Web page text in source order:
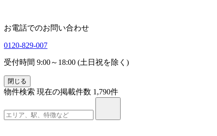
お電話でのお問い合わせ
0120-829-007
受付時間 9:00～18:00 (土日祝を除く)
閉じる
物件検索 現在の掲載件数 1,790件